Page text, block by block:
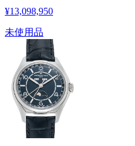
¥13,098,950
未使用品